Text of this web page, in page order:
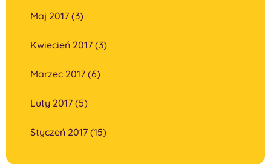
Maj 2017 (3)
Kwiecień 2017 (3)
Marzec 2017 (6)
Luty 2017 (5)
Styczeń 2017 (15)